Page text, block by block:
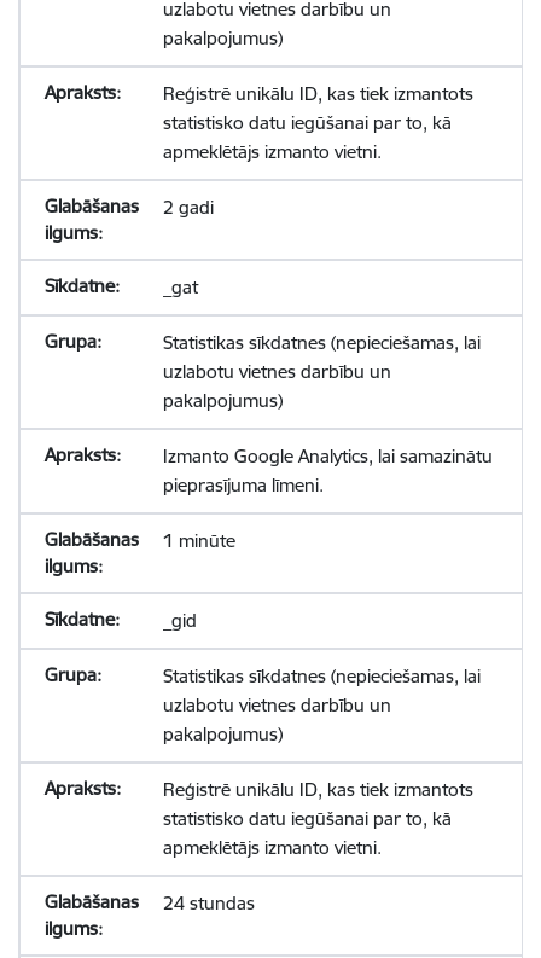
uzlabotu vietnes darbību un
pakalpojumus)
Reģistrē unikālu ID, kas tiek izmantots
statistisko datu iegūšanai par to, kā
apmeklētājs izmanto vietni.
2 gadi
_gat
Statistikas sīkdatnes (nepieciešamas, lai
uzlabotu vietnes darbību un
pakalpojumus)
Izmanto Google Analytics, lai samazinātu
pieprasījuma līmeni.
1 minūte
_gid
Statistikas sīkdatnes (nepieciešamas, lai
uzlabotu vietnes darbību un
pakalpojumus)
Reģistrē unikālu ID, kas tiek izmantots
statistisko datu iegūšanai par to, kā
apmeklētājs izmanto vietni.
24 stundas